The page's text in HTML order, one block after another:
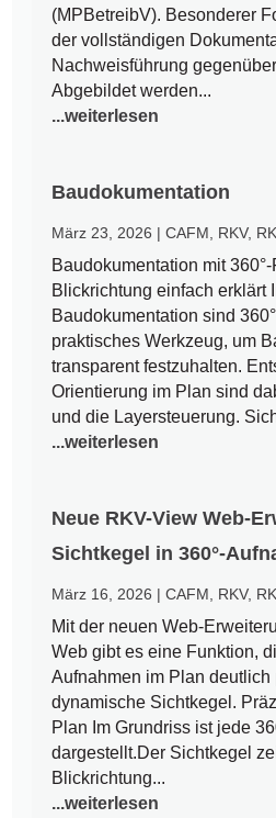
(MPBetreibV). Besonderer
der vollständigen
Nachweisführung
Abgebildet werden...
...weiterlesen
Baudokumentation
März 23, 2026 |CAFM RKV,
Baudokumentation mit
Blickrichtung einfach erklärt
Baudokumentation sind
praktisches Werkzeug, um
transparent festzuhalten.
Orientierung im Plan sind
und die Layersteuerung.
...weiterlesen
Neue RKV-View Web-
Sichtkegel in 360°-
März 16, 2026 |CAFM RKV,
Mit der neuen Web-
Web gibt es eine Funktion,
Aufnahmen im Plan deutlich
dynamische Sichtkegel.
Plan Im Grundriss ist jede
dargestellt.Der Sichtkegel
Blickrichtung...
...weiterlesen